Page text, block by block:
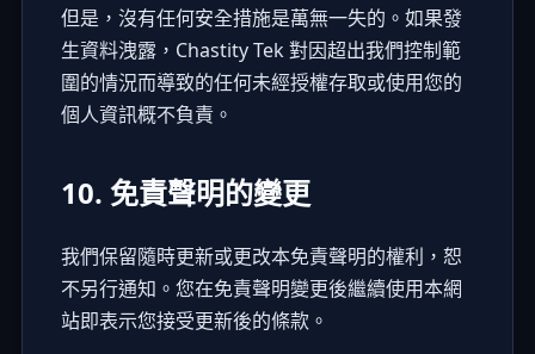
但是，沒有任何安全措施是萬無一失的。如果發
生資料洩露，Chastity Tek 對因超出我們控制範
圍的情況而導致的任何未經授權存取或使用您的
個人資訊概不負責。
10. 免責聲明的變更
我們保留隨時更新或更改本免責聲明的權利，恕
不另行通知。您在免責聲明變更後繼續使用本網
站即表示您接受更新後的條款。